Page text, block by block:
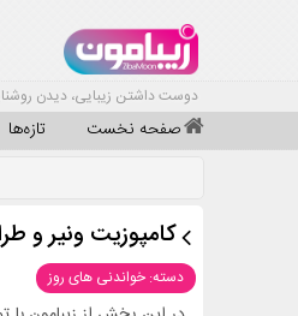
دوست داشتن زیبایی، دیدن
صفحه نخست تازه‌ها
کامپوزیت ونیر و
دسته: خواندنی های روز